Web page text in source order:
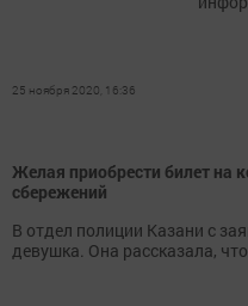
25 ноября 2020, 16:36
Желая приобрести билет на
сбережений
В отдел полиции Казани с
девушка. Она рассказала,